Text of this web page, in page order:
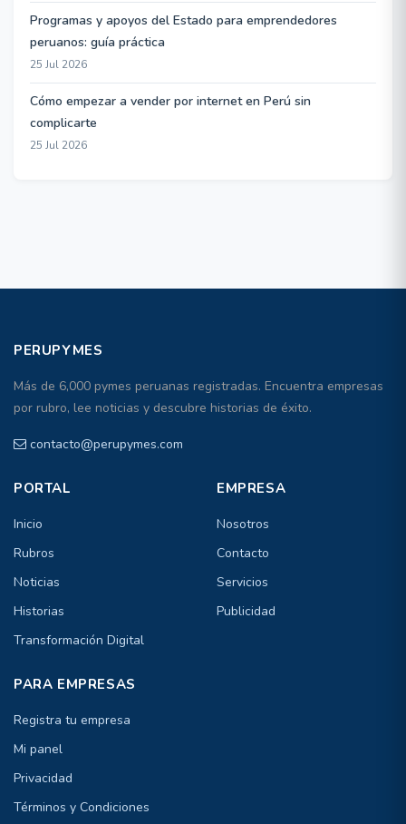
Programas y apoyos del Estado para emprendedores
peruanos: guía práctica
25 Jul 2026
Cómo empezar a vender por internet en Perú sin
complicarte
25 Jul 2026
PERUPYMES
Más de 6,000 pymes peruanas registradas. Encuentra empresas
por rubro, lee noticias y descubre historias de éxito.
contacto@perupymes.com
PORTAL
Inicio
Rubros
Noticias
Historias
Transformación Digital
EMPRESA
Nosotros
Contacto
Servicios
Publicidad
PARA EMPRESAS
Registra tu empresa
Mi panel
Privacidad
Términos y Condiciones